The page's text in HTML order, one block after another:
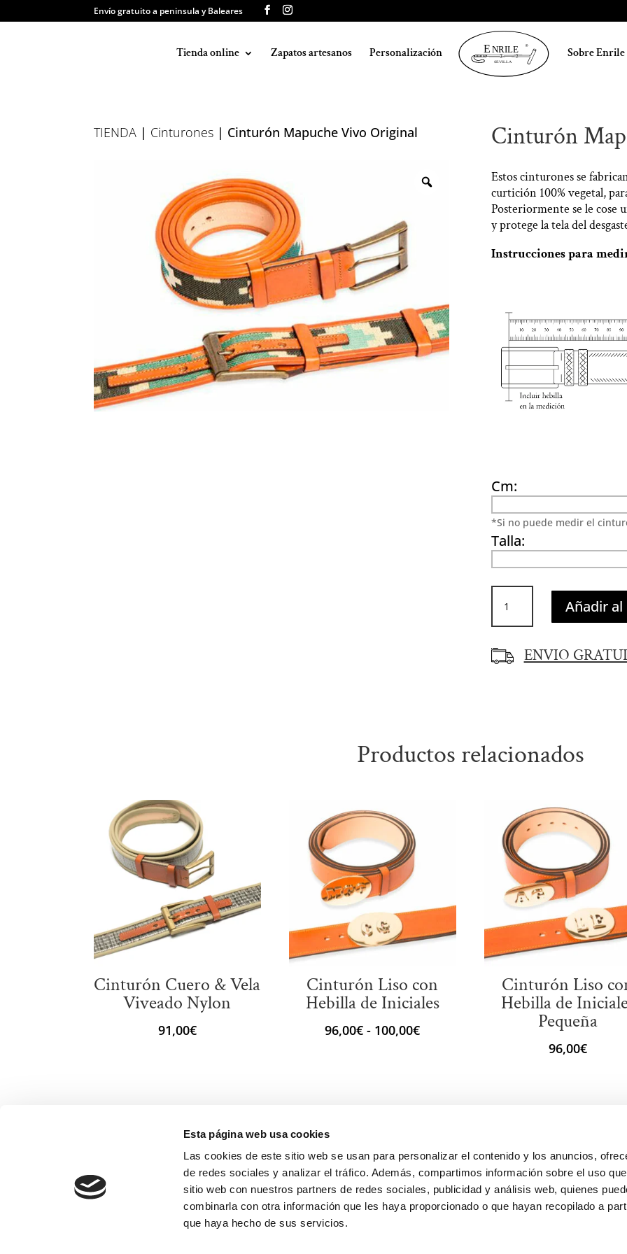
Esta página web usa cookies
Las cookies de este sitio web se usan para personalizar el contenido y los anuncios,
de redes sociales y analizar el tráfico. Además, compartimos información sobre el uso
sitio web con nuestros partners de redes sociales, publicidad y análisis web, quienes
combinarla con otra información que les haya proporcionado o que hayan recopilado a
que haya hecho de sus servicios.
Envío gratuito a peninsula y Baleares
Tienda online Zapatos artesanos Personalización Sobre Enrile
TIENDA | Cinturones | Cinturón Mapuche Vivo Original Cinturón
Estos cinturones se
curtición 100% vegetal,
Posteriormente se le cose
y protege la tela del
Instrucciones para
Cm:
*Si no puede medir el
Talla:
Cinturón
Mapuche
Vivo
cantidad
Añadir
ENVIO
Productos relacionados
Cinturón Cuero & Vela
Viveado Nylon
91,00€
Cinturón Liso con
Hebilla de Iniciales
96,00€ - 100,00€Rango
Cinturón Liso
Hebilla de
Pequeña
96,00€